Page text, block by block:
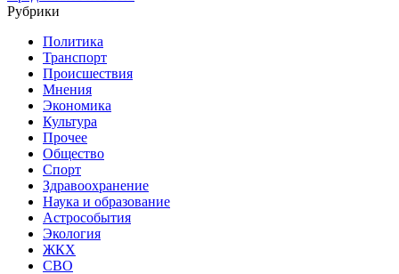
Рубрики
Политика
Транспорт
Происшествия
Мнения
Экономика
Культура
Прочее
Общество
Спорт
Здравоохранение
Наука и образование
Астрособытия
Экология
ЖКХ
СВО